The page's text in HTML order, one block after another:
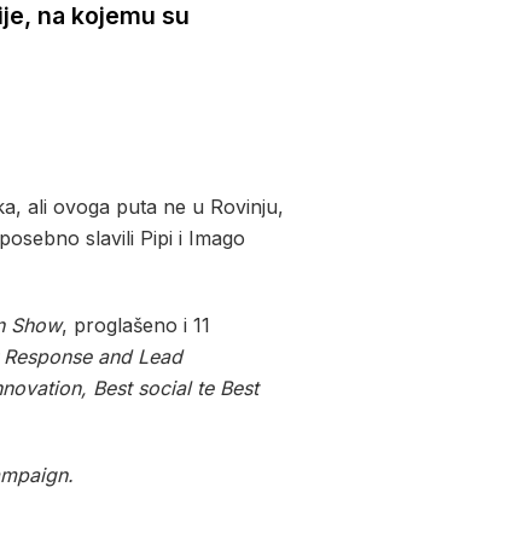
na kojemu su
ali ovoga puta ne u Rovinju,
slavili Pipi i Imago
Show, proglašeno i 11
and Lead
Best social te Best